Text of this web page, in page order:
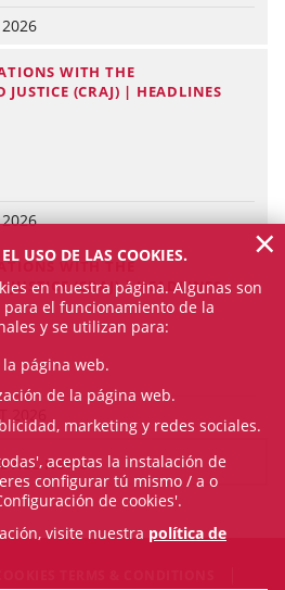
WITH THE
(CRAJ) | HEADLINES
WITH THE
(CRAJ) | HEADLINES
2026
ALL NEWS
USO DE LAS COOKIES.
en nuestra página. Algunas son
el funcionamiento de la
y se utilizan para:
página web.
de la página web.
marketing y redes sociales.
aceptas la instalación de
configurar tú mismo / a o
de cookies'.
visite nuestra política de
×